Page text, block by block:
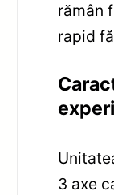
rămân
rapid
3 axe